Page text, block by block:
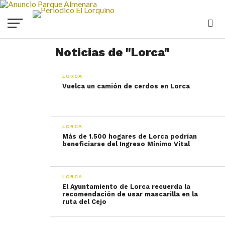
Noticias de "Lorca"
LORCA
Vuelca un camión de cerdos en Lorca
LORCA
Más de 1.500 hogares de Lorca podrían
beneficiarse del Ingreso Mínimo Vital
LORCA
El Ayuntamiento de Lorca recuerda la
recomendación de usar mascarilla en la
ruta del Cejo